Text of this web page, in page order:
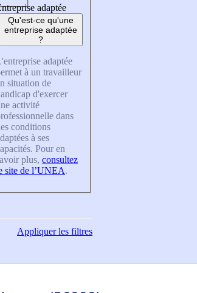
adaptée
Qu'est-ce qu'une
entreprise adaptée
?
adaptée
à un travailleur
situation de
d'exercer
activité
dans
conditions
à ses
Pour en
plus, consultez
site de l’UNEA.
Appliquerles filtres